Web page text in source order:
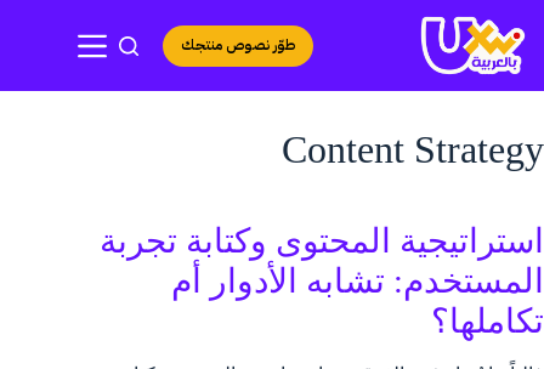
إلى
المحتوى
طوّر نصوص منتجك
Content Strategy
استراتيجية المحتوى وكتابة تجربة
المستخدم: تشابه الأدوار أم
تكاملها؟